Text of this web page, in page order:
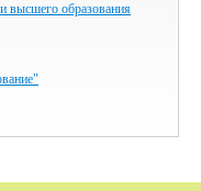
высшего образования